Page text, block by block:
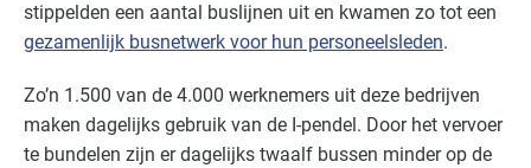
stippelden een aantal buslijnen uit en kwamen zo tot een
gezamenlijk busnetwerk voor hun personeelsleden.
Zo’n 1.500 van de 4.000 werknemers uit deze bedrijven
maken dagelijks gebruik van de I-pendel. Door het vervoer
te bundelen zijn er dagelijks twaalf bussen minder op de